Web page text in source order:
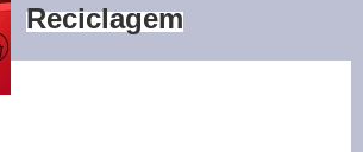
Reciclagem